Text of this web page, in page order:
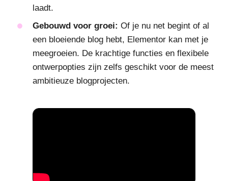
laadt.
Gebouwd voor groei: Of je nu net begint of al
een bloeiende blog hebt, Elementor kan met je
meegroeien. De krachtige functies en flexibele
ontwerpopties zijn zelfs geschikt voor de meest
ambitieuze blogprojecten.